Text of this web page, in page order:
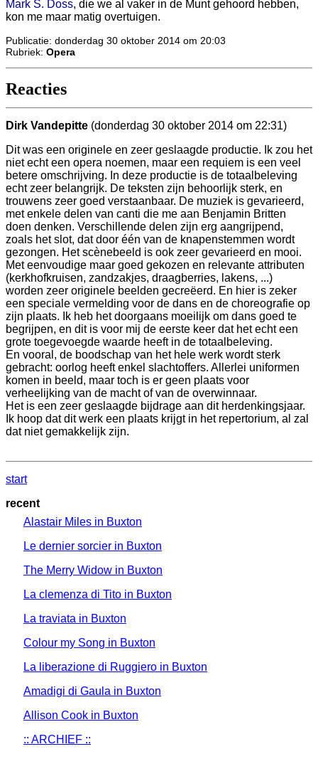
Mark S. Doss, die we al vaker in de Munt gehoord hebben,
kon me maar matig overtuigen.
Publicatie: donderdag 30 oktober 2014 om 20:03
Rubriek: Opera
Reacties
Dirk Vandepitte (donderdag 30 oktober 2014 om 22:31)
Dit was een originele en zeer geslaagde productie. Ik zou het
niet echt een opera noemen, maar een requiem is een veel
betere omschrijving. In deze productie is de totaalbeleving
echt zeer belangrijk. De teksten zijn behoorlijk sterk, en
trouwens zeer goed verstaanbaar. De muziek is gevarieerd,
met enkele delen van canti die me aan Benjamin Britten
doen denken. Verschillende delen zijn erg aangrijpend,
zoals het slot, dat door één van de knapenstemmen wordt
gezongen. Het scènebeeld is ook zeer gevarieerd en mooi.
Met eenvoudige maar goed gekozen en relevante attributen
(kerkhofkruisen, zandzakjes, draagberries, lakens, ...)
worden zeer originele beelden gecreëerd. En hier is zeker
een speciale vermelding voor de dans en de choreografie op
zijn plaats. Ik heb het doorgaans moeilijk om dans goed te
begrijpen, en dit is voor mij de eerste keer dat het echt een
grote toegevoegde waarde heeft in de totaalbeleving.
En vooral, de boodschap van het hele werk wordt sterk
gebracht: oorlog heeft enkel slachtoffers. Allerlei uniformen
komen in beeld, maar toch is er geen plaats voor
verheelijking van de macht of van de overwinnaar.
Het is een zeer geslaagde bijdrage aan dit herdenkingsjaar.
Ik hoop dat dit werk een plaats krijgt in het repertorium, al zal
dat niet gemakkelijk zijn.
start
recent
Alastair Miles in Buxton
Le dernier sorcier in Buxton
The Merry Widow in Buxton
La clemenza di Tito in Buxton
La traviata in Buxton
Colour my Song in Buxton
La liberazione di Ruggiero in Buxton
Amadigi di Gaula in Buxton
Allison Cook in Buxton
:: ARCHIEF ::